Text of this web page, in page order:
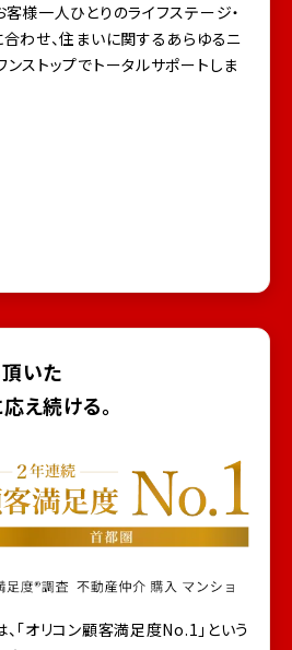
様一人ひとりのライフステージ・
わせ、住まいに関するあらゆるニ
ストップでトータルサポートしま
いた
え続ける。
「オリコン顧客満足度No.1」という